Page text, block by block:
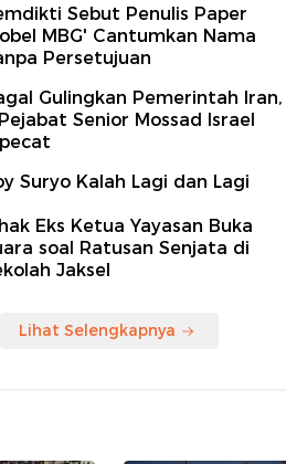
Sebut Penulis Paper
MBG' Cantumkan Nama
Persetujuan
Gulingkan Pemerintah Iran,
Senior Mossad Israel
Suryo Kalah Lagi dan Lagi
Eks Ketua Yayasan Buka
soal Ratusan Senjata di
Jaksel
Lihat Selengkapnya